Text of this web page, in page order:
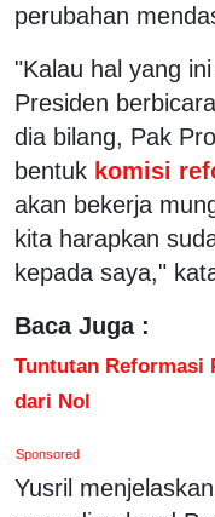
perubahan
"Kalau hal yang
Presiden
dia bilang, Pak
bentuk komisi
akan bekerja
kita harapkan
kepada saya,"
Baca Juga :
Tuntutan Reformasi
dari Nol
Sponsored
Yusril